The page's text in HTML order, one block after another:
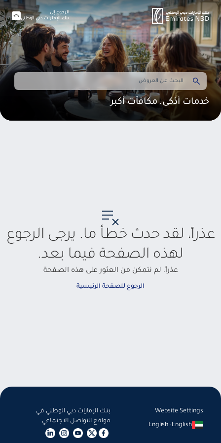
خدمات أذكى. مكافآت أكبر
الرجوع إلى
بنك الإمارات دبي الوطني
عذراً، لقد حدث خطأ ما. يرجى الرجوع
لهذه الصفحة فيما بعد.
عذراً، لم نتمكن من العثور على هذه الصفحة
الرجوع للصفحة الرئيسية
Website Settings
English
:
English
بنك الإمارات دبي الوطني في
مواقع التواصل الاجتماعي